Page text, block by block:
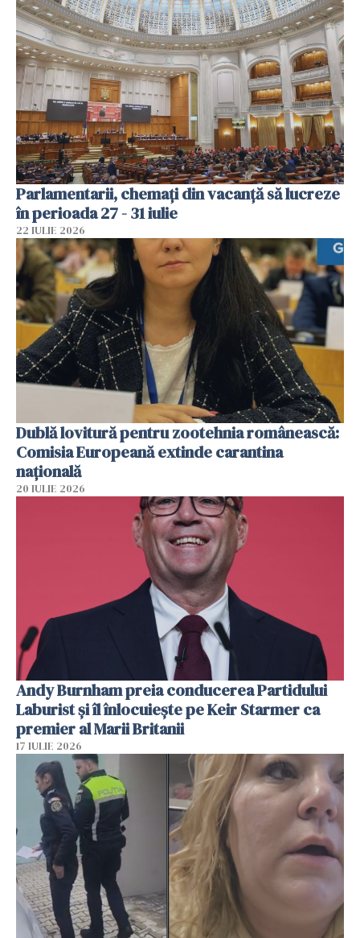
Parlamentarii, chemați din vacanță să lucreze
în perioada 27 - 31 iulie
22 IULIE 2026
Dublă lovitură pentru zootehnia românească:
Comisia Europeană extinde carantina
națională
20 IULIE 2026
Andy Burnham preia conducerea Partidului
Laburist și îl înlocuiește pe Keir Starmer ca
premier al Marii Britanii
17 IULIE 2026